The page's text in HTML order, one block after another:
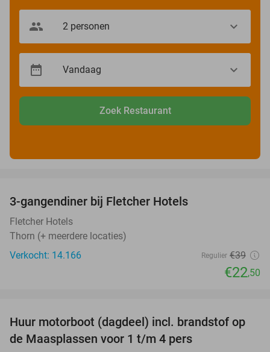
Zoek Restaurant
3-gangendiner bij Fletcher Hotels
Fletcher Hotels
Thorn (+ meerdere locaties)
Verkocht: 14.166
Regulier €39
€22,50
34%
Huur motorboot (dagdeel) incl. brandstof op
de Maasplassen voor 1 t/m 4 pers